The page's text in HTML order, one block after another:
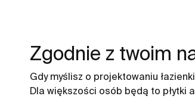
Zgodnie z twoim
Gdy myślisz o projektowaniu
Dla większości osób będą to płytki